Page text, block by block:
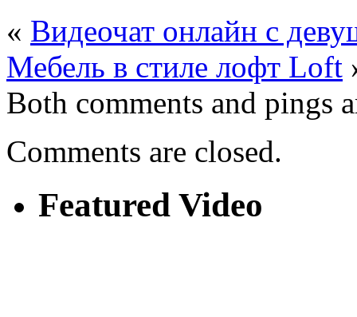
« Видеочат онлайн с
Мебель в стиле лофт Loft
Both comments and pings
Comments are closed.
Featured Video